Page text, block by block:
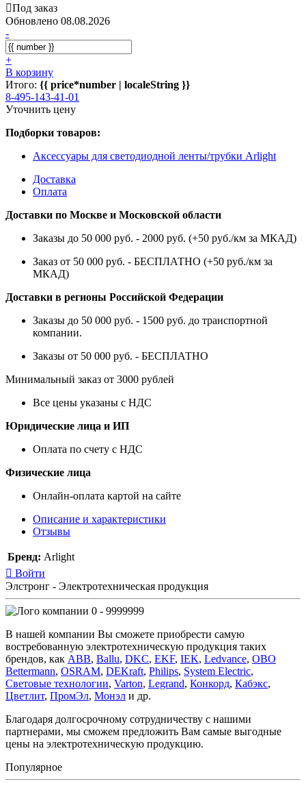
Под заказ
Обновлено 08.08.2026
-
+
В корзину
Итого: {{ price*number | localeString }}
8-495-143-41-01
Уточнить цену
Подборки товаров:
Аксессуары для светодиодной ленты/трубки Arlight
Доставка
Оплата
Доставки по Москве и Московской области
Заказы до 50 000 руб. - 2000 руб. (+50 руб./км за МКАД)
Заказ от 50 000 руб. - БЕСПЛАТНО (+50 руб./км за
МКАД)
Доставки в регионы Российской Федерации
Заказы до 50 000 руб. - 1500 руб. до транспортной
компании.
Заказы от 50 000 руб. - БЕСПЛАТНО
Минимальный заказ от 3000 рублей
Все цены указаны с НДС
Юридические лица и ИП
Оплата по счету с НДС
Физические лица
Онлайн-оплата картой на сайте
Описание и характеристики
Отзывы
Бренд: Arlight
Войти
Элстронг - Электротехническая продукция
0 - 9999999
В нашей компании Вы сможете приобрести самую
востребованную электротехническую продукция таких
брендов, как ABB, Ballu, DKC, EKF, IEK, Ledvance, OBO
Bettermann, OSRAM, DEKraft, Philips, System Electric,
Световые технологии, Varton, Legrand, Конкорд, Кабэкс,
Цветлит, ПромЭл, Монэл и др.
Благодаря долгосрочному сотрудничеству с нашими
партнерами, мы сможем предложить Вам самые выгодные
цены на электротехническую продукцию.
Популярное